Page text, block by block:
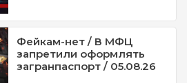
Фейкам-нет / В МФЦ
запретили оформлять
загранпаспорт / 05.08.26